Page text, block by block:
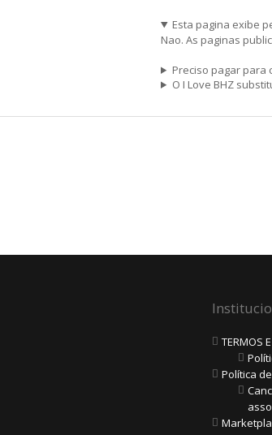
Esta pagina exibe
Nao. As paginas
Preciso pagar para
O I Love BHZ
TERMOS
Política